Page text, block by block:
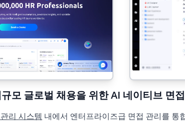
모 글로벌 채용을 위한 AI 네이티브 면
리 시스템 내에서 엔터프라이즈급 면접 관리를 통